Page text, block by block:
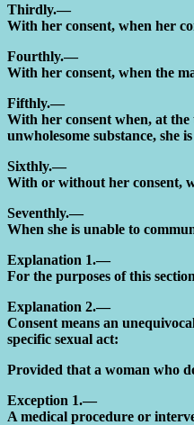
Thirdly.—
With her consent, when her
Fourthly.—
With her consent, when the
Fifthly.—
With her consent when, at
unwholesome substance, she
Sixthly.—
With or without her consent,
Seventhly.—
When she is unable to
Explanation 1.—
For the purposes of this
Explanation 2.—
Consent means an
specific sexual act:
Provided that a woman who
Exception 1.—
A medical procedure or